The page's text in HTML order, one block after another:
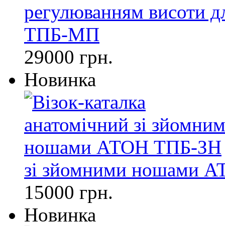
регулюванням висоти
ТПБ-МП
29000 грн.
Новинка
зі зйомними ношами
15000 грн.
Новинка